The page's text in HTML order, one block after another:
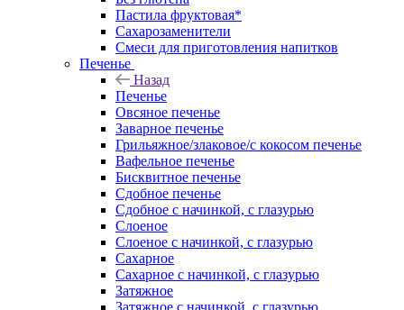
Пастила фруктовая*
Сахарозаменители
Смеси для приготовления напитков
Печенье
Назад
Печенье
Овсяное печенье
Заварное печенье
Грильяжное/злаковое/с кокосом печенье
Вафельное печенье
Бисквитное печенье
Сдобное печенье
Сдобное с начинкой, с глазурью
Слоеное
Слоеное с начинкой, с глазурью
Сахарное
Сахарное с начинкой, с глазурью
Затяжное
Затяжное с начинкой ,с глазурью